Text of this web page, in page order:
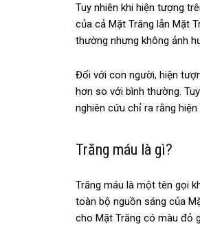
Tuy nhiên khi hiện tượng
của cả Mặt Trăng lẫn Mặt
thường nhưng không ảnh
Đối với con người, hiện
hơn so với bình thường.
nghiên cứu chỉ ra rằng
Trăng máu là gì?
Trăng máu là một tên gọi
toàn bộ nguồn sáng của
cho Mặt Trăng có màu đỏ